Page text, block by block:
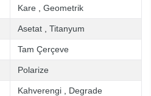
Kare Geometrik
Asetat Titanyum
Tam Çerçeve
Polarize
Kahverengi Degrade